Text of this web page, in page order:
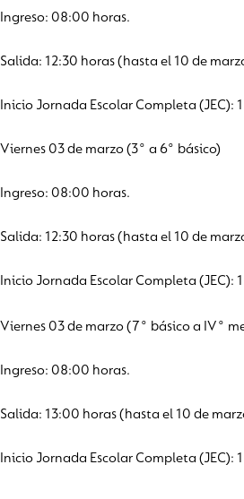
Ingreso: 08:00 horas.
Salida: 12:30 horas (hasta el 10 de
Inicio Jornada Escolar Completa (JEC):
Viernes 03 de marzo (3° a 6° básico)
Ingreso: 08:00 horas.
Salida: 12:30 horas (hasta el 10 de
Inicio Jornada Escolar Completa (JEC):
Viernes 03 de marzo (7° básico a IV°
Ingreso: 08:00 horas.
Salida: 13:00 horas (hasta el 10 de
Inicio Jornada Escolar Completa (JEC):